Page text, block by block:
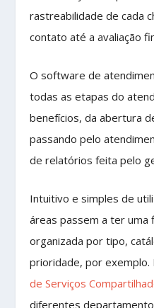
rastreabilidade de cada
contato até a avaliação
O software de
todas as etapas do
benefícios, da abertura
passando pelo
de relatórios feita pelo
Intuitivo e simples de
áreas passem a ter uma
organizada por tipo,
prioridade, por
de Serviços
diferentes